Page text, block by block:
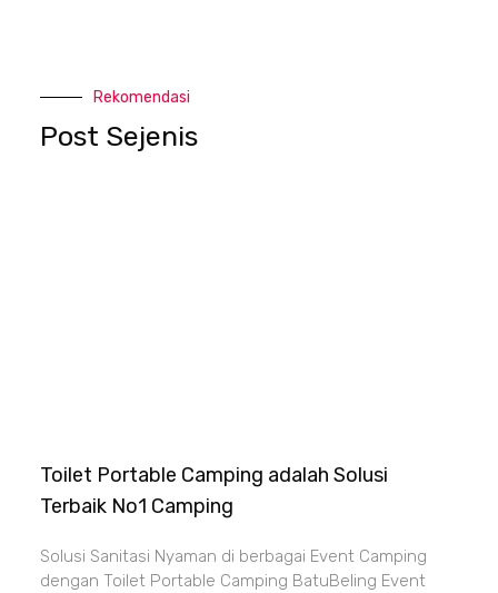
Rekomendasi
Post Sejenis
Toilet Portable Camping adalah Solusi
Terbaik No1 Camping
Solusi Sanitasi Nyaman di berbagai Event Camping
dengan Toilet Portable Camping BatuBeling Event